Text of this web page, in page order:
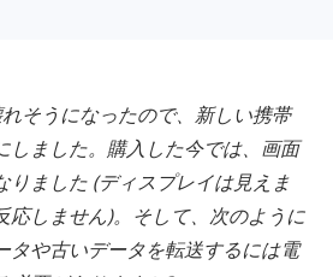
れそうになったので、新しい携帯
しました。購入した今では、画面
りました (ディスプレイは見えま
応しません)。そして、次のように
タや古いデータを転送するには電